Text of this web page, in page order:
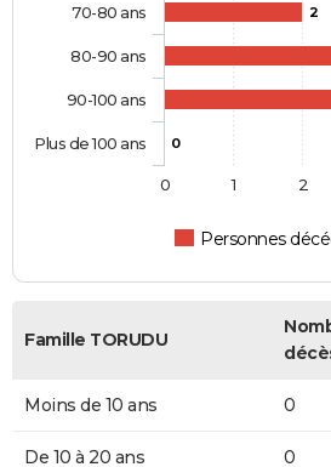
2
0
Personnes
70-80 ans
80-90 ans
90-100 ans
Plus de 100 ans
0 1 2
Famille TORUDU
Moins de 10 ans 0
De 10 à 20 ans 0